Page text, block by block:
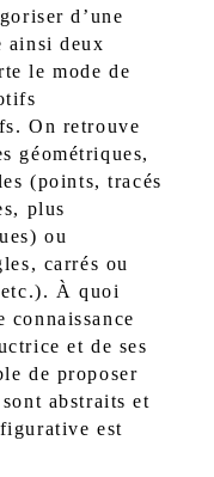
d’une
ainsi deux
le mode de
On retrouve
géométriques,
(points, tracés
plus
ou
carrés ou
À quoi
connaissance
et de ses
de proposer
abstraits et
est